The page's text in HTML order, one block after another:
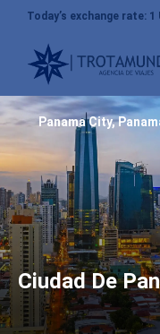
Today’s exchange rate: 1
Ciudad De
Panama City,